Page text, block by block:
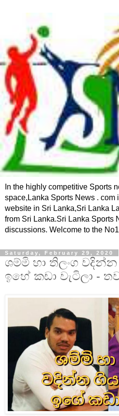
In the highly competitive Sports
space,Lanka Sports News . com
website in Sri Lanka,Sri Lanka
from Sri Lanka.Sri Lanka Sports
discussions. Welcome to the
Saturday, February 29, 2020
ශම්මි හා තිලංග වදින්න
ඉහේ කඩා වැටිලා -